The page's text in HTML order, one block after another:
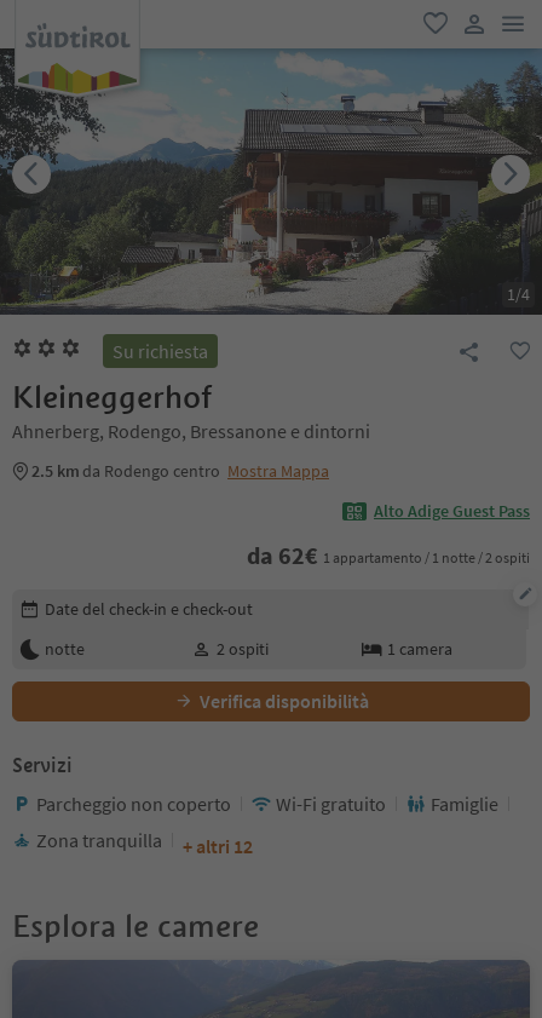
favoriti
user link
1/4
Su richiesta
Kleineggerhof
Ahnerberg, Rodengo, Bressanone e dintorni
2.5 km da Rodengo centro Mostra Mappa
Alto Adige Guest Pass
da 62€ 1 appartamento / 1 notte / 2 ospiti
Modifica i dettagli della prenotazione
Date del check-in e check-out
notte
2 ospiti 1 camera
Verifica disponibilità
Servizi
Parcheggio non coperto Wi-Fi gratuito
Famiglie
Zona tranquilla
+ altri 12
Esplora le camere